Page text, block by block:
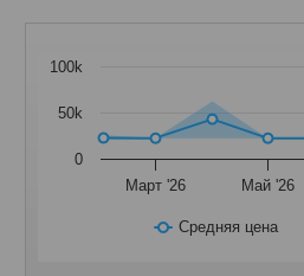
Средняя цена
Март '26 Май '26
0
50k
100k